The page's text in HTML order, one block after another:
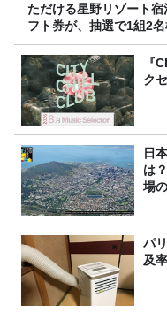
ただける星野リゾート宿
フト券が、抽選で1組2
プレゼント！
『
ク
日
は
場
パ
及